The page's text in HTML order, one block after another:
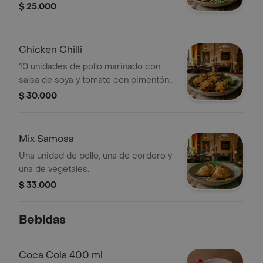
secos. (Contiene frutos secos)
$ 25.000
Chicken Chilli
10 unidades de pollo marinado con
salsa de soya y tomate con pimentón,
cebolla, ajo, jengibre y ajonjolí.
$ 30.000
Mix Samosa
Una unidad de pollo, una de cordero y
una de vegetales.
$ 33.000
Bebidas
Coca Cola 400 ml